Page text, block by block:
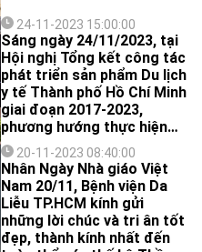
24-11-2023 15:00:00
Sáng ngày 24/11/2023, tại
Hội nghị Tổng kết công tác
phát triển sản phẩm Du lịch
y tế Thành phố Hồ Chí Minh
giai đoạn 2017-2023,
phương hướng thực hiện
2024-2030 do Sở Du lịch
TP.HCM và Sở Y tế TP.HCM
phối hợp tổ chức, Bệnh viện
Da Liễu TPHCM đã tham
gia trình bày tham luận “Du
lịch kết hợp chăm sóc da
thẩm mỹ”
20-11-2023 08:40:00
Nhân Ngày Nhà giáo Việt
Nam 20/11, Bệnh viện Da
Liễu TP.HCM kính gửi
những lời chúc và tri ân tốt
đẹp, thành kính nhất đến